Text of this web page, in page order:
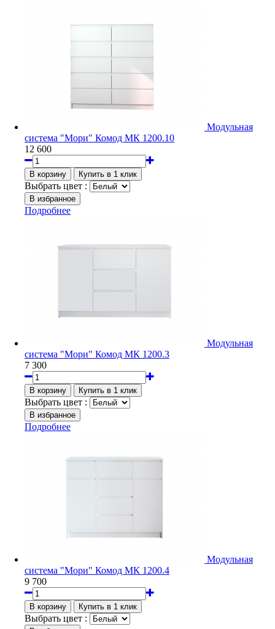
Модульная
система "Мори" Комод МК 1200.10
12 600
Выбрать цвет :
Подробнее
Модульная
система "Мори" Комод МК 1200.3
7 300
Выбрать цвет :
Подробнее
Модульная
система "Мори" Комод МК 1200.4
9 700
Выбрать цвет :